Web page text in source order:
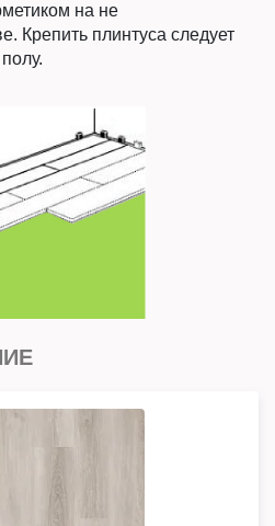
на не
Крепить плинтуса следует